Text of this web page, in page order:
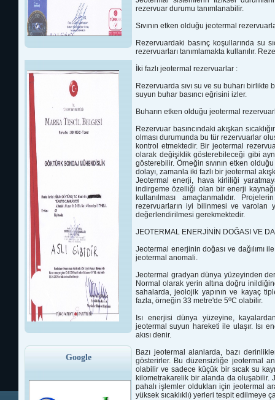
Google
rezervuar durumu tanımlanabilir.
Sıvının etken olduğu jeotermal
Rezervuardaki basınç koşullarında su
rezervuarları tanımlamakta kullanılır.
İki fazlı jeotermal rezervuarlar :
Rezervuarda sıvı su ve su buharı birlikte
suyun buhar basıncı eğrisini izler.
Buharın etken olduğu jeotermal
Rezervuar basıncındakiakışkan
olması durumunda bu tür rezervuarlar
kontrol etmektedir. Bir jeotermal
olarak değişiklik gösterebileceği gibi
gösterebilir. Örneğin sıvınınetken
dolayı, zamanla iki fazlı bir jeotermal
Jeotermalenerji, hava kirliliği
indirgeme özelliği olan bir enerji
kullanılması amaçlanmalıdır.
rezervuarların iyi bilinmesive varolan
değerlendirilmesi gerekmektedir.
JEOTERMAL ENERJİNİN DOĞASI VE
Jeotermal enerjinin doğası ve dağılımı
jeotermal anomali.
Jeotermal gradyan dünya yüzeyinden
Normal olarak yerin altına doğru
sahalarda, jeolojik yapının ve kayaç
fazla, örneğin 33 metre'de 5oC olabilir.
Isı enerjisi dünya yüzeyine,
jeotermal suyun hareketi ile ulaşır. Isı
akısı denir.
Bazı jeotermal alanlarda, bazı
gösterirler. Bu düzensizliğe jeotermal
olabilir ve sadece küçük bir sıcak su
kilometrakarelik bir alanda da oluşabilir.
pahalı işlemler oldukları için jeotermal
yüksek sıcaklıklı) yerleri tespit edilmeye